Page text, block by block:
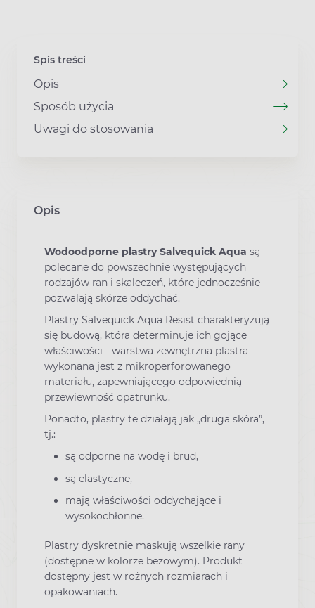
Spis treści
Opis
Sposób użycia
Uwagi do stosowania
Opis
Wodoodporne plastry Salvequick Aqua są
polecane do powszechnie występujących
rodzajów ran i skaleczeń, które jednocześnie
pozwalają skórze oddychać.
Plastry Salvequick Aqua Resist charakteryzują
się budową, która determinuje ich gojące
właściwości - warstwa zewnętrzna plastra
wykonana jest z mikroperforowanego
materiału, zapewniającego odpowiednią
przewiewność opatrunku.
Ponadto, plastry te działają jak „druga skóra”,
tj.:
są odporne na wodę i brud,
są elastyczne,
mają właściwości oddychające i
wysokochłonne.
Plastry dyskretnie maskują wszelkie rany
(dostępne w kolorze beżowym). Produkt
dostępny jest w rożnych rozmiarach i
opakowaniach.